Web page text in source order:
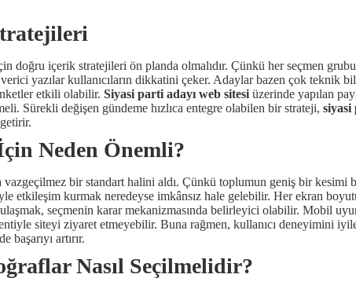
doğru içerik stratejileri ön planda olmalıdır. Çünkü her seçmen
yazılar kullanıcıların dikkatini çeker. Adaylar bazen çok teknik
etkili olabilir. Siyasi parti adayı web sitesi üzerinde yapılan
Sürekli değişen gündeme hızlıca entegre olabilen bir strateji, siyasi
Neden Önemli?
vazgeçilmez bir standart halini aldı. Çünkü toplumun geniş bir kesimi
etkileşim kurmak neredeyse imkânsız hale gelebilir. Her ekran
seçmenin karar mekanizmasında belirleyici olabilir. Mobil
siteyi ziyaret etmeyebilir. Buna rağmen, kullanıcı deneyimini
artırır.
Nasıl Seçilmelidir?